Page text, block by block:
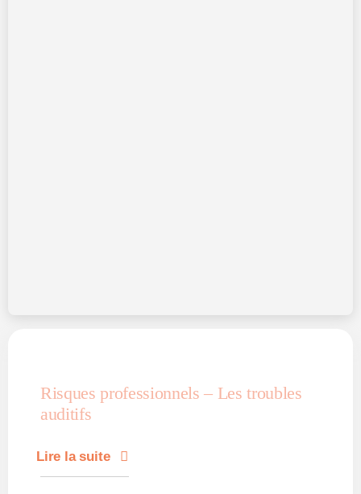
Risques professionnels – Les troubles
auditifs
Lire la suite